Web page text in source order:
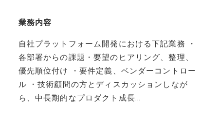
業務内容
自社プラットフォーム開発における下記業務 ・
各部署からの課題・要望のヒアリング、整理、
優先順位付け ・要件定義、ベンダーコントロー
ル ・技術顧問の方とディスカッションしなが
ら、中長期的なプロダクト成長...